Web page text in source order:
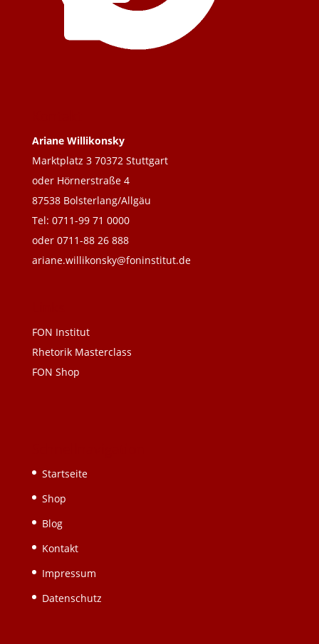
Ariane Willikonsky
Marktplatz 3 70372 Stuttgart
oder Hörnerstraße 4
87538 Bolsterlang/Allgäu
Tel: 0711-99 71 0000
oder 0711-88 26 888
ariane.willikonsky@foninstitut.de
FON Institut
Rhetorik Masterclass
FON Shop
Startseite
Shop
Blog
Kontakt
Impressum
Datenschutz